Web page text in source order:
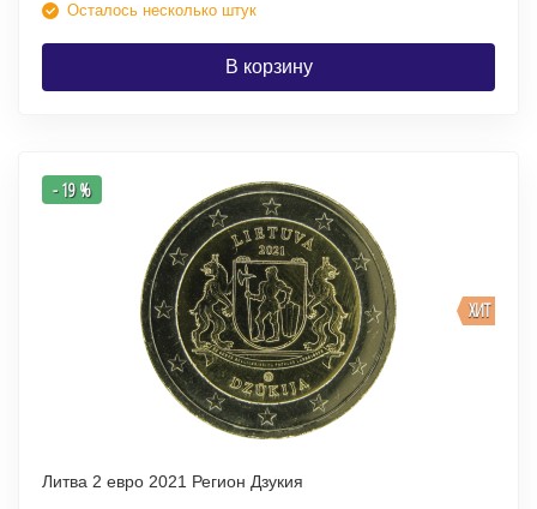
Осталось несколько штук
В корзину
ХИТ
- 19 %
Литва 2 евро 2021 Регион Дзукия